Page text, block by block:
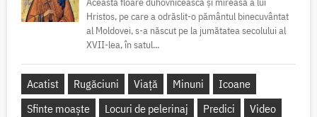
Hristos, pe care a odrăslit-o pământul binecuvântat
al Moldovei, s-a născut pe la jumătatea secolului al
XVII-lea, în satul...
Acatist Rugăciuni Viață Minuni
Icoane
Sfinte moaște
Locuri de pelerinaj Predici
Video